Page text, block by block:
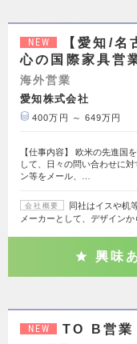
NEW
【愛知/名
心の国際家具営
海外営業
愛知株式会社
400万円 ～ 649万円
【仕事内容】 欧米の先進国
して、日々の問い合わせに
ン等をメール、…
会社概要
同社はイスや机
メーカーとして、デザイン
興味
NEW TO B営